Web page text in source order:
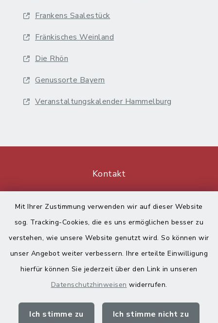
Mit Ihrer Zustimmung verwenden wir auf dieser Website
sog. Tracking-Cookies, die es uns ermöglichen besser zu
verstehen, wie unsere Website genutzt wird. So können wir
unser Angebot weiter verbessern. Ihre erteilte Einwilligung
hierfür können Sie jederzeit über den Link in unseren
Datenschutzhinweisen widerrufen.
Ich stimme zu Ich stimme nicht zu
Frankens Saalestück
Fränkisches Weinland
Die Rhön
Genussorte Bayern
Veranstaltungskalender Hammelburg
Kontakt
Datenschutz
Impressum
Sitemap
Cookie-Einstellungen